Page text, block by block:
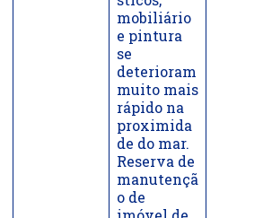
mobiliário
e pintura
se
deterioram
muito mais
rápido na
proximida
de do mar.
Reserva de
manutençã
o de